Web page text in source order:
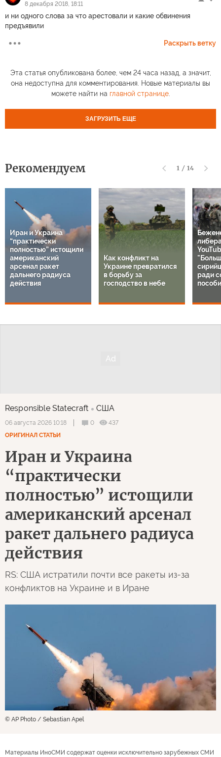
8 декабря 2018, 18:11
и ни одного слова за что арестовали и какие обвинения
предъявили
Раскрыть ветку
Эта статья опубликована более, чем 24 часа назад, а значит,
она недоступна для комментирования. Новые материалы вы
можете найти на главной странице.
ЗАГРУЗИТЬ ЕЩЕ
Рекомендуем 1 / 14
Иран и Украина
“практически
полностью” истощили
американский
арсенал ракет
дальнего радиуса
действия
Как конфликт на
Украине превратился
в борьбу за
господство в небе
ради
Responsible Statecraft США
06 августа 2026 10:18 0
437
ОРИГИНАЛ СТАТЬИ
Иран и Украина
“практически
полностью” истощили
американский арсенал
ракет дальнего радиуса
действия
RS: США истратили почти все ракеты из-за
конфликтов на Украине и в Иране
© AP Photo / Sebastian Apel
Материалы ИноСМИ содержат оценки исключительно зарубежных СМИ